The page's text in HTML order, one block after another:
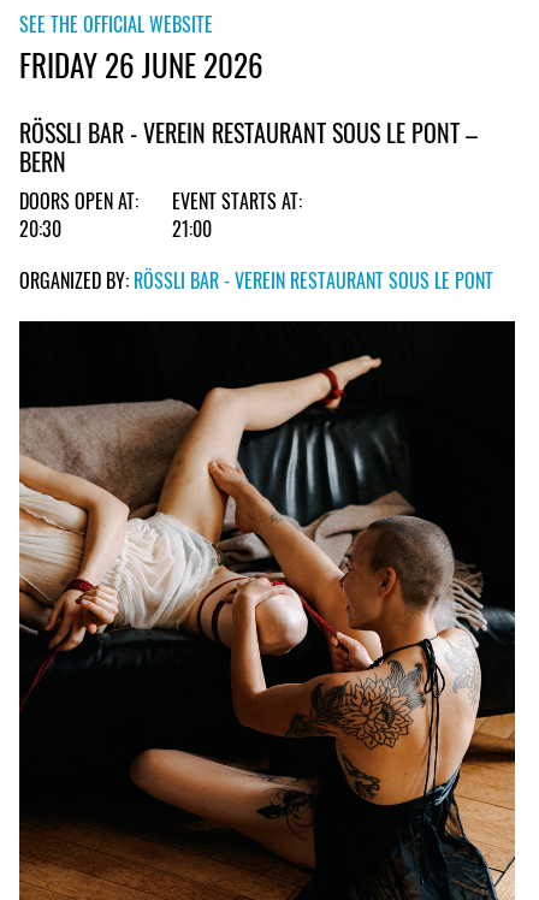
SEE THE OFFICIAL WEBSITE
FRIDAY 26 JUNE 2026
RÖSSLI BAR - VEREIN RESTAURANT SOUS LE PONT –
BERN
DOORS OPEN AT:
20:30
EVENT STARTS AT:
21:00
ORGANIZED BY: RÖSSLI BAR - VEREIN RESTAURANT SOUS LE PONT